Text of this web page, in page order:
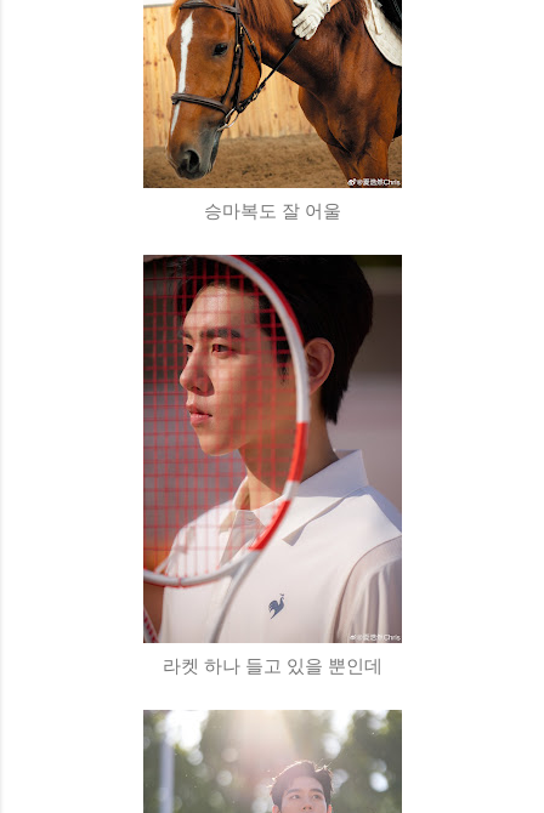
승마복도 잘 어울
라켓 하나 들고 있을 뿐인데